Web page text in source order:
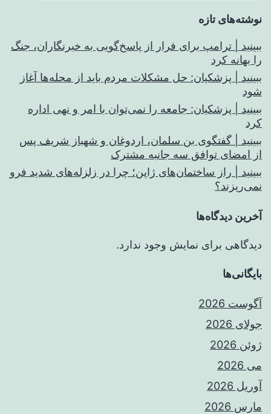
نوشته‌های تازه
ببینید | ترامپ برای فرار از پاسخ‌گویی به خبرنگاران، جنگ
را بهانه کرد
ببینید | پزشکیان: حل مشکلات مردم باید از محله‌ها آغاز
شود
ببینید | پزشکیان: جامعه را نمی‌توان با امر و نهی اداره
کرد
ببینید | گفتگوی بن سلمان، اردوغان و شهباز شریف پس
از امضای توافق سه جانبه مشترک
ببینید | راز ساختمان‌های ژاپن؛ چرا در زلزله‌های شدید فرو
نمی‌ریزند؟
آخرین دیدگاه‌ها
دیدگاهی برای نمایش وجود ندارد.
بایگانی‌ها
آگوست 2026
جولای 2026
ژوئن 2026
می 2026
آوریل 2026
مارس 2026